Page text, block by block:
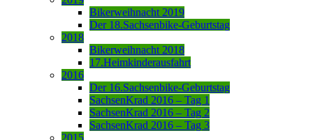
Bikerweihnacht 2019
Der 18.Sachsenbike-Geburtstag
2018
Bikerweihnacht 2018
17.Heimkinderausfahrt
2016
Der 16.Sachsenbike-Geburtstag
SachsenKrad 2016 – Tag 1
SachsenKrad 2016 – Tag 2
SachsenKrad 2016 – Tag 3
2015